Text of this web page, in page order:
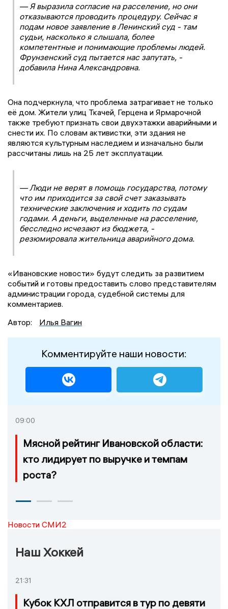
— Я выразила согласие на расселение, но они
отказываются проводить процедуру. Сейчас я
подам новое заявление в Ленинский суд - там
судьи, насколько я слышала, более
компетентные и понимающие проблемы людей.
Фрунзенский суд пытается нас запутать, -
добавила Нина Александровна.
Она подчеркнула, что проблема затрагивает не только
её дом. Жители улиц Ткачей, Герцена и Ярмарочной
также требуют признать свои двухэтажки аварийными и
снести их. По словам активистки, эти здания не
являются культурным наследием и изначально были
рассчитаны лишь на 25 лет эксплуатации.
— Люди не верят в помощь государства, потому
что им приходится за свой счет заказывать
технические заключения и ходить по судам
годами. А деньги, выделенные на расселение,
бесследно исчезают из бюджета, -
резюмировала жительница аварийного дома.
«Ивановские новости» будут следить за развитием
событий и готовы предоставить слово представителям
администрации города, судебной системы для
комментариев.
Автор:
Илья Вагин
Комментируйте наши новости:
09:00
Мясной рейтинг Ивановской области:
кто лидирует по выручке и темпам
роста?
Новости СМИ2
Наш Хоккей
21:31
Кубок КХЛ отправится в тур по девяти